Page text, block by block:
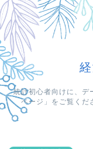
統計初心者向けに、デ
ページ」をご覧くだ